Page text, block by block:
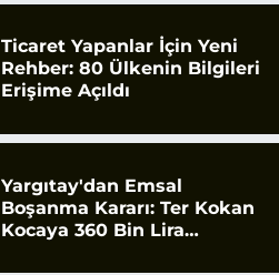
Ticaret Yapanlar İçin Yeni
Rehber: 80 Ülkenin Bilgileri
Erişime Açıldı
Yargıtay'dan Emsal
Boşanma Kararı: Ter Kokan
Kocaya 360 Bin Lira